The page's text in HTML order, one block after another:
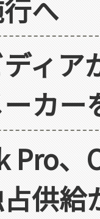
へ
ィア
カー
Pro
供給